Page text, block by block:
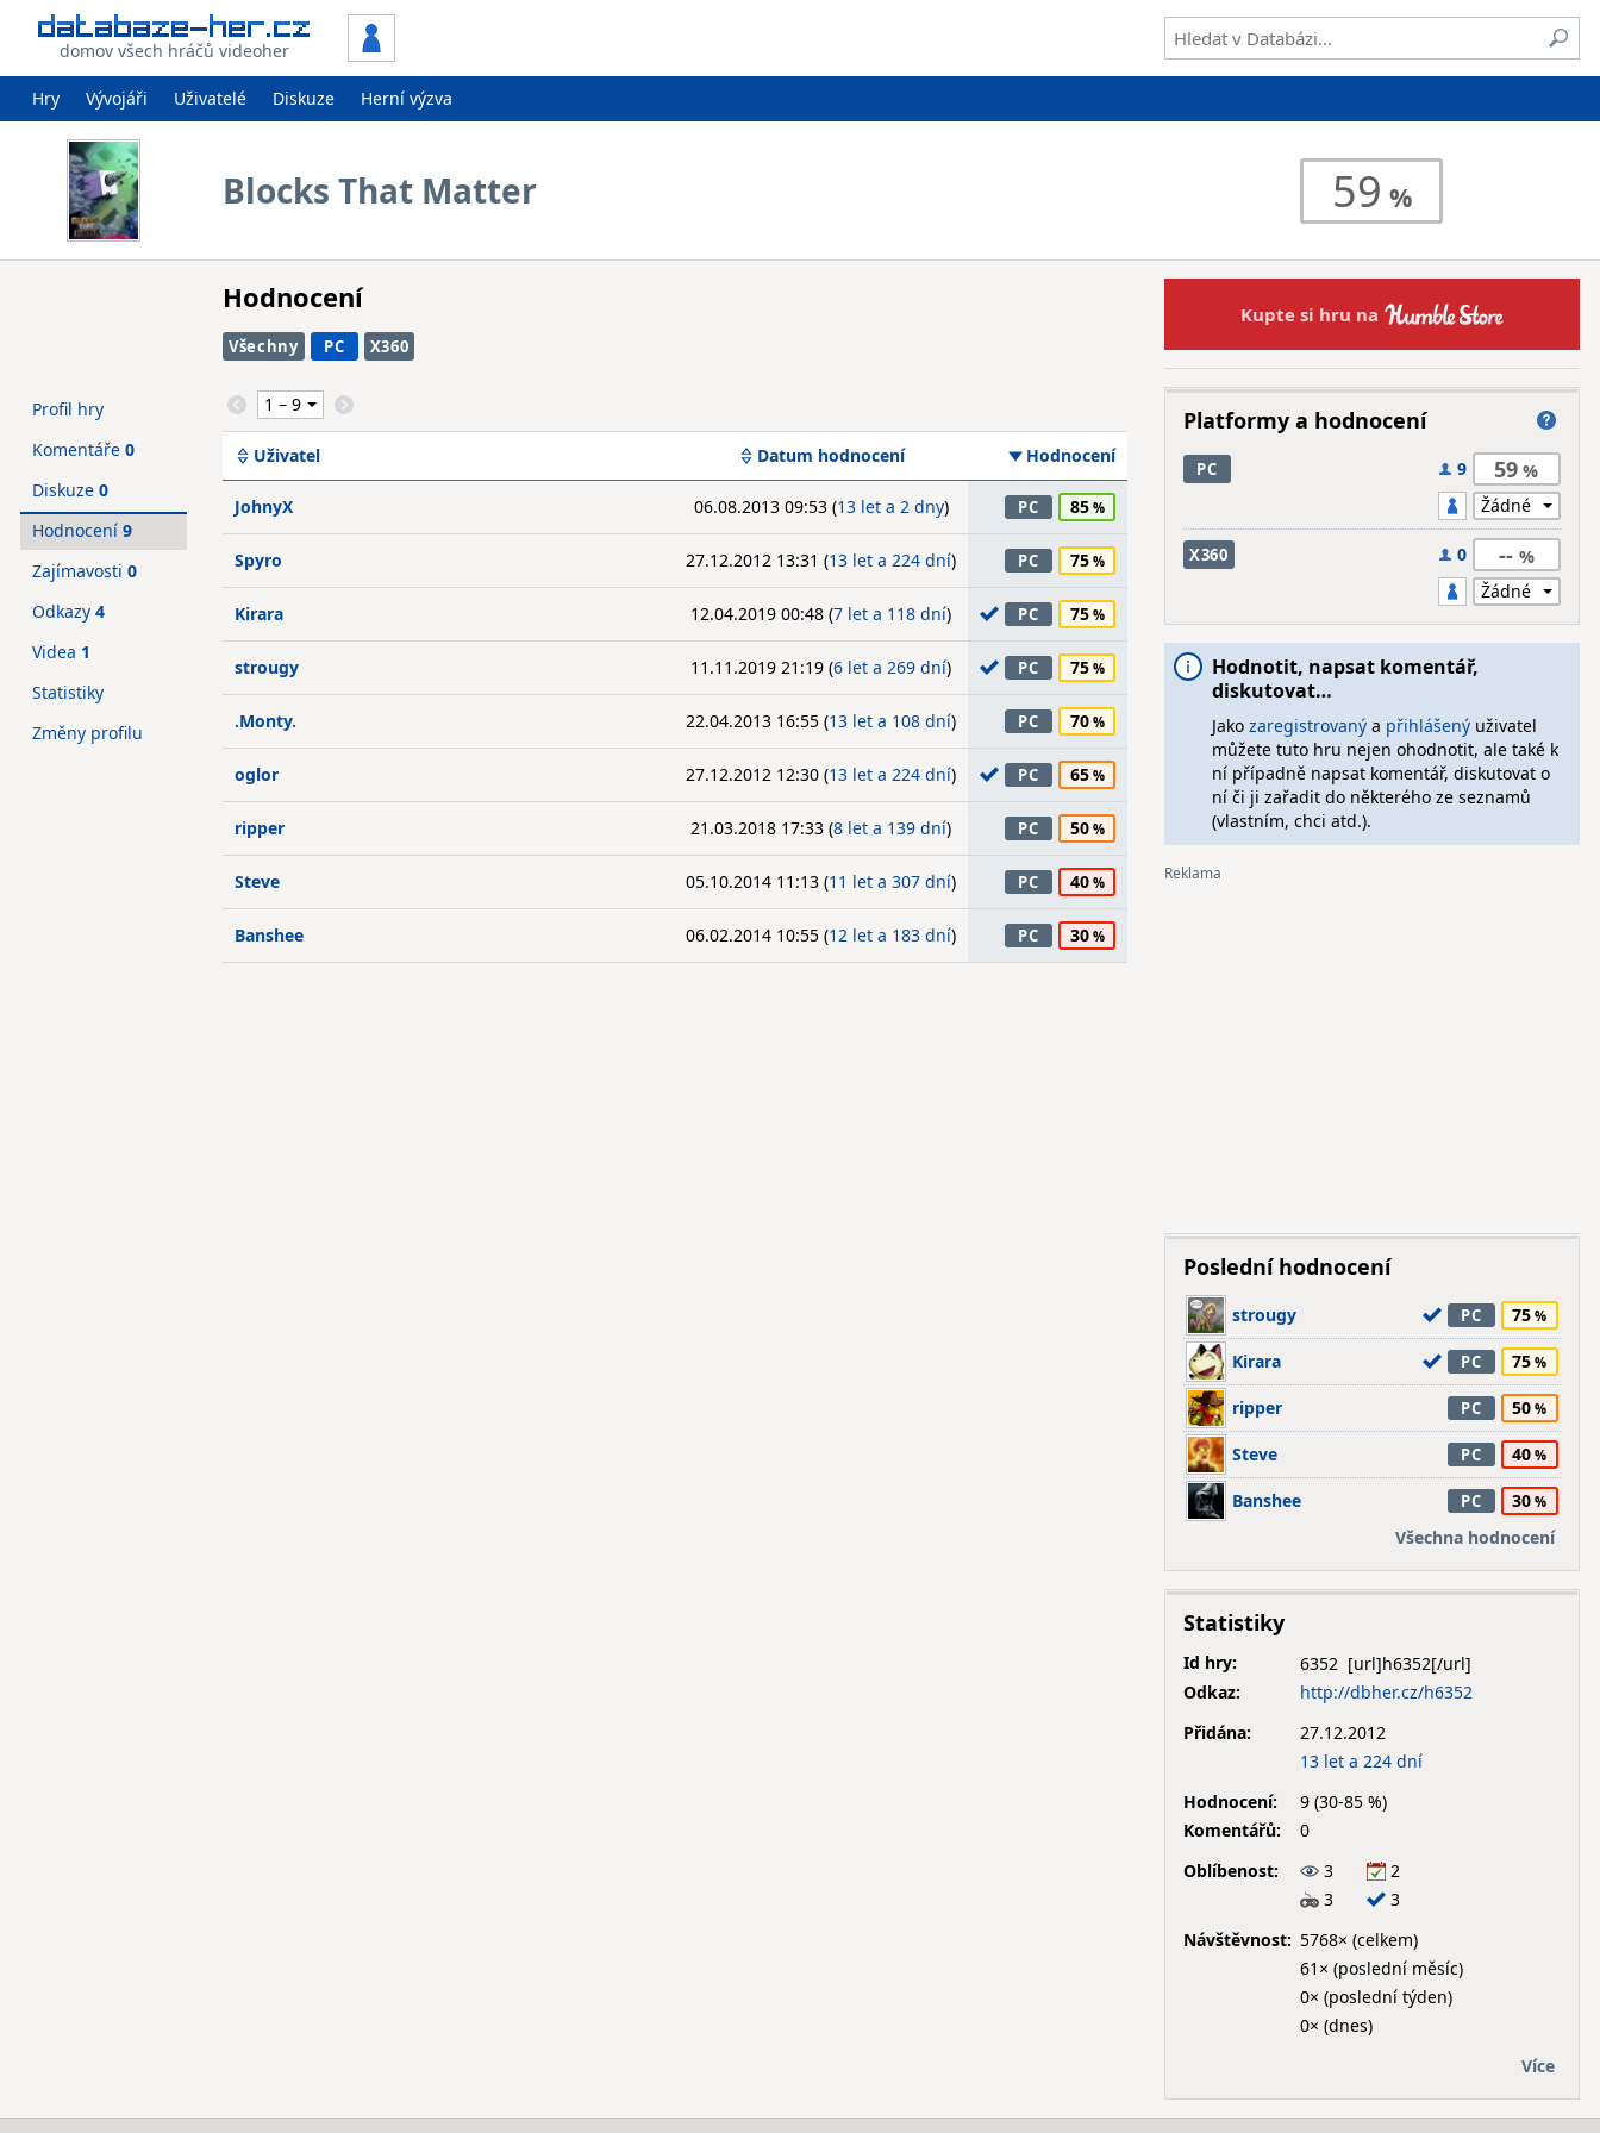
domov všech hráčů videoher
Hry Vývojáři Uživatelé Diskuze Herní výzva
Blocks That Matter 59
Hodnocení
Všechny PC X360
Uživatel Datum hodnocení Hodnocení
JohnyX 06.08.2013 09:53 (13 let a 2 dny) PC 85
Spyro 27.12.2012 13:31 (13 let a 224 dní) PC 75
Kirara 12.04.2019 00:48 (7 let a 118 dní) PC 75
strougy 11.11.2019 21:19 (6 let a 269 dní) PC 75
.Monty. 22.04.2013 16:55 (13 let a 108 dní) PC 70
oglor 27.12.2012 12:30 (13 let a 224 dní) PC 65
ripper 21.03.2018 17:33 (8 let a 139 dní) PC 50
Steve 05.10.2014 11:13 (11 let a 307 dní) PC 40
Banshee 06.02.2014 10:55 (12 let a 183 dní) PC 30
Profil hry
Komentáře 0
Diskuze 0
Hodnocení 9
Zajímavosti 0
Odkazy 4
Videa 1
Statistiky
Změny profilu
Kupte si hru na
Platformy a hodnocení
PC 9 59
X360 0 --
Hodnotit, napsat komentář,
diskutovat…
Jako zaregistrovanýa přihlášenýuživatel
můžete tuto hru nejen ohodnotit, ale také k
ní případně napsat komentář, diskutovat o
ní či ji zařadit do některého ze seznamů
(vlastním, chci atd.).
Poslední hodnocení
strougy PC 75
Kirara PC 75
ripper PC 50
Steve PC 40
Banshee PC
30
Všechna hodnocení
Statistiky
Id hry:
6352
Odkaz:
http://dbher.cz/h6352
Přidána:
27.12.2012
13 let a 224 dní
Hodnocení:
9 (30-85 %)
Komentářů:
0
Oblíbenost:
3
2
3
3
Návštěvnost: 5768× (celkem)
61× (poslední měsíc)
0× (poslední týden)
0× (dnes)
Více